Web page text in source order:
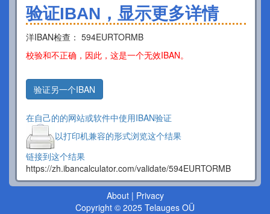
验证IBAN，显示更多详情
洋IBAN检查： 594EURTORMB
校验和不正确，因此，这是一个无效IBAN。
验证另一个IBAN
在自己的的网站或软件中使用IBAN验证
以打印机兼容的形式浏览这个结果
链接到这个结果
https://zh.ibancalculator.com/validate/594EURTORMB
About| Privacy
Copyright © 2025 Telauges OÜ